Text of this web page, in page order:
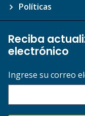
Políticas
Reciba
electrónico
Ingrese su correo